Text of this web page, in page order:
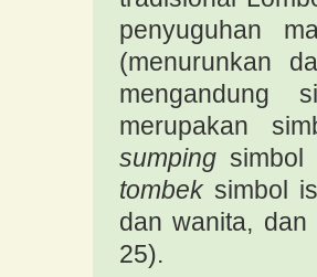
penyuguhan
(menurunkan
mengandung
merupakan
sumping
tombek simbol
dan wanita, dan
25).